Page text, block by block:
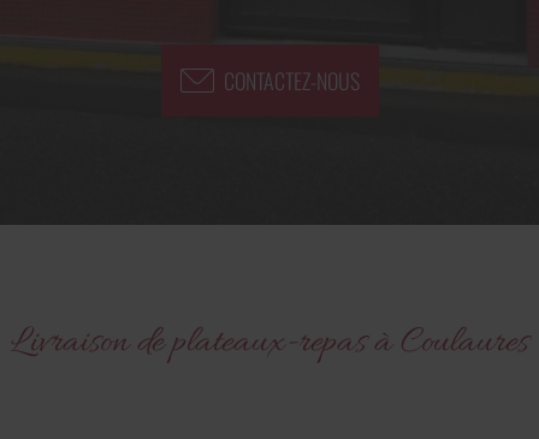
CONTACTEZ-NOUS
Livraison de plateaux-repas à Coulaures